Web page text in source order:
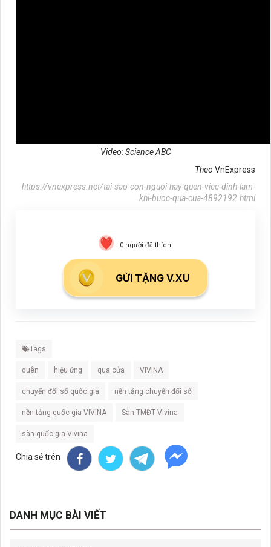
Video: Science ABC
Theo VnExpress
https://vnexpress.net/tai-sao-con-nguoi-hay-quen-viec-dinh-lam-
khi-buoc-qua-cua-4892192.html
0người đã thích.
GỬI TẶNG V.XU
Tags
quên hiệu ứng qua cửa VIVINA
chuyển đổi số quốc gia nền tảng chuyển đổi số
nền tảng quốc gia VIVINA Sàn TMĐT Vivina
sàn quốc gia Vivina
Chia sẻ trên
DANH MỤC BÀI VIẾT